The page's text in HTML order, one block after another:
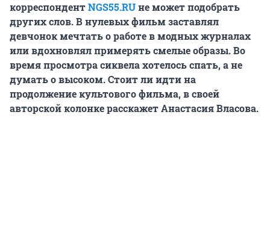
корреспондентNGS55.RUне может подобрать
других слов. В нулевых фильм заставлял
девчонок мечтать о работе в модных журналах
или вдохновлял примерять смелые образы. Во
время просмотра сиквела хотелось спать, а не
думать о высоком. Стоит ли идти на
продолжение культового фильма, в своей
авторской колонке расскажет Анастасия Власова.